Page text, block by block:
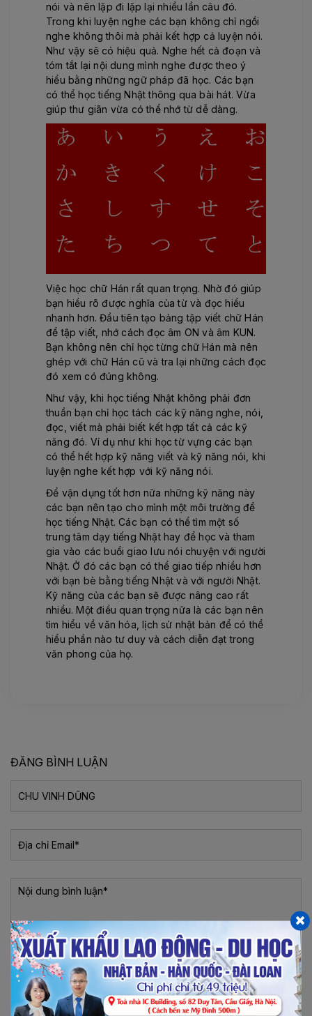
nói và nên lặp đi lặp lại nhiều lần câu đó.
Trong khi luyện nghe các bạn không chỉ ngồi
nghe không thôi mà phải kết hợp cả luyện nói.
Như vậy sẽ có hiệu quả. Nghe hết cả đoạn và
tóm tắt lại nội dung mình nghe được theo ý
hiểu bằng những ngữ pháp đã học. Các bạn
có thể học tiếng Nhật thông qua bài hát. Vừa
giúp thư giãn vừa có thể nhớ từ dễ dàng.
Việc học chữ Hán rất quan trọng. Nhờ đó giúp
bạn hiểu rõ được nghĩa của từ và đọc hiểu
nhanh hơn. Đầu tiên tạo bảng tập viết chữ Hán
để tập viết, nhớ cách đọc âm ON và âm KUN.
Bạn không nên chỉ học từng chữ Hán mà nên
ghép với chữ Hán cũ và tra lại những cách đọc
đó xem có đúng không.
Như vậy, khi học tiếng Nhật không phải đơn
thuần bạn chỉ học tách các kỹ năng nghe, nói,
đọc, viết mà phải biết kết hợp tất cả các kỹ
năng đó. Ví dụ như khi học từ vựng các bạn
có thể hết hợp kỹ năng viết và kỹ năng nói, khi
luyện nghe kết hợp với kỹ năng nói.
Để vận dụng tốt hơn nữa những kỹ năng này
các bạn nên tạo cho mình một môi trường để
học tiếng Nhật. Các bạn có thể tìm một số
trung tâm dạy tiếng Nhật hay để học và tham
gia vào các buổi giao lưu nói chuyện với người
Nhật. Ở đó các bạn có thể giao tiếp nhiều hơn
với bạn bè bằng tiếng Nhật và với người Nhật.
Kỹ năng của các bạn sẽ được nâng cao rất
nhiều. Một điều quan trọng nữa là các bạn nên
tìm hiểu về văn hóa, lịch sử nhật bản để có thể
hiểu phần nào tư duy và cách diễn đạt trong
văn phong của họ.
ĐĂNG BÌNH LUẬN